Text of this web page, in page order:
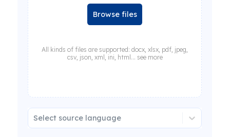
Browse files
All kinds of files are supported: docx, xlsx, pdf, jpeg,
csv, json, xml, ini, html... see more
Select source language